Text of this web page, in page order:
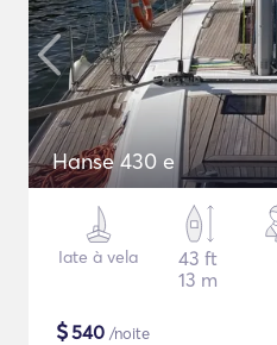
Hanse 430 e
Iate à vela
43 ft
13 m
$540 /noite